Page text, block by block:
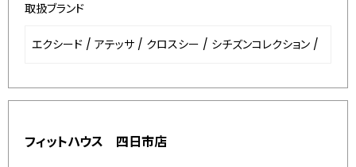
取扱ブランド
エクシード / アテッサ / クロスシー / シチズンコレクション /
フィットハウス 四日市店